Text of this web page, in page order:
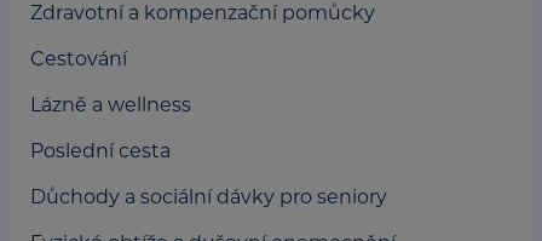
Zdravotní a kompenzační pomůcky
Cestování
Lázně a wellness
Poslední cesta
Důchody a sociální dávky pro seniory